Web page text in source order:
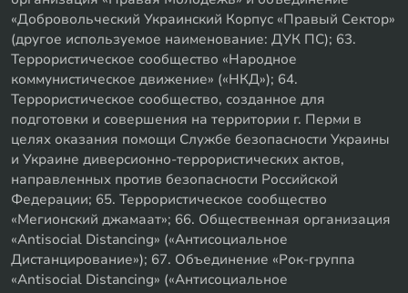
«Добровольческий Украинский Корпус «Правый Сектор»
(другое используемое наименование: ДУК ПС); 63.
Террористическое сообщество «Народное
коммунистическое движение» («НКД»); 64.
Террористическое сообщество, созданное для
подготовки и совершения на территории г. Перми в
целях оказания помощи Службе безопасности Украины
и Украине диверсионно-террористических актов,
направленных против безопасности Российской
Федерации; 65. Террористическое сообщество
«Мегионский джамаат»; 66. Общественная организация
«Antisocial Distancing» («Антисоциальное
Дистанцирование»); 67. Объединение «Рок-группа
«Antisocial Distancing» («Антисоциальное